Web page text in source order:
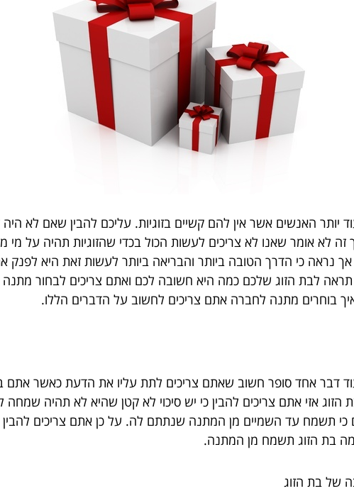
יותר האנשים אשר אין להם קשיים בזוגיות. עליכם להבין שאם לא
זה לא אומר שאנו לא צריכים לעשות הכול בכדי שהזוגיות תהיה על
אך נראה כי הדרך הטובה ביותר והבריאה ביותר לעשות זאת היא
לבת הזוג שלכם כמה היא חשובה לכם ואתם צריכים לבחור
בוחרים מתנה לחברה אתם צריכים לחשוב על הדברים הללו.
דבר אחד סופר חשוב שאתם צריכים לתת עליו את הדעת כאשר
אזי אתם צריכים להבין כי יש סיכוי לא קטן שהיא לא תהיה
כי תשמח עד השמיים מן המתנה שנתתם לה. על כן אתם צריכים
בת הזוג תשמח מן המתנה.
של בת הזוג